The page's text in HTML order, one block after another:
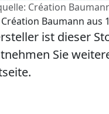
Création
Baumann aus
ist dieser
Sie